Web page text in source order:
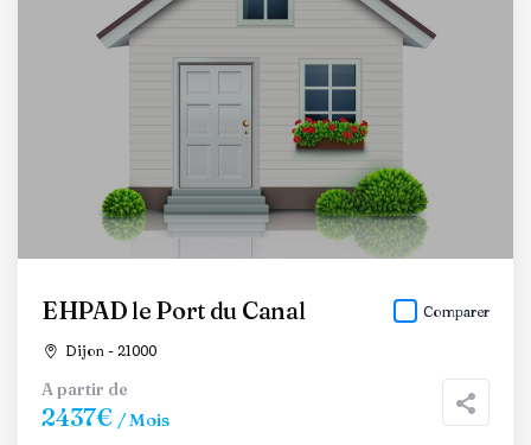
EHPAD le Port du Canal
Dijon - 21000
Comparer
A partir de
2437€ / Mois